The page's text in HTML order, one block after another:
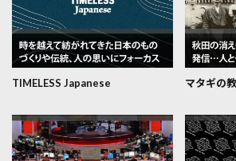
TIMELESS Japanese マタギの